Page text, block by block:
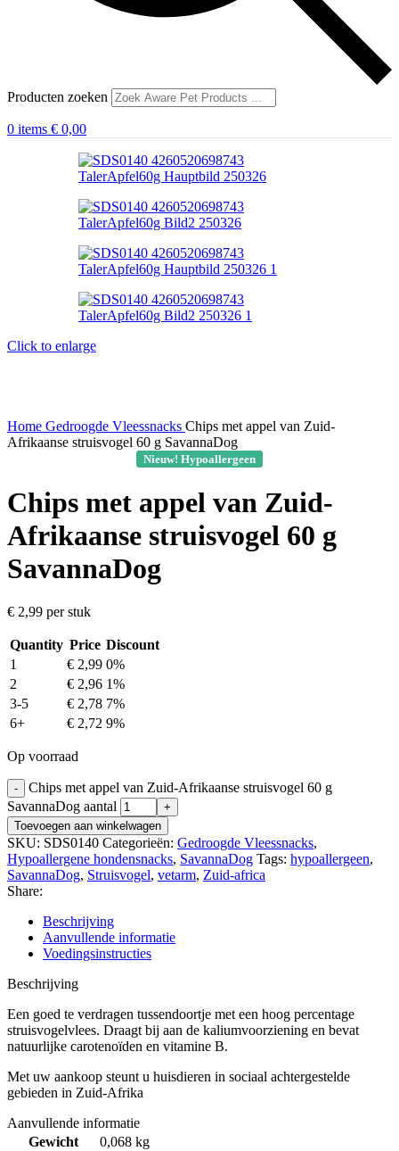
Producten zoeken
0 items € 0,00
Click to enlarge
Home Gedroogde Vleessnacks Chips met appel van Zuid-
Afrikaanse struisvogel 60 g SavannaDog
Nieuw! Hypoallergeen
Chips met appel van Zuid-
Afrikaanse struisvogel 60 g
SavannaDog
€ 2,99 per stuk
Quantity Price Discount
1
€ 2,99 0%
2
€ 2,96 1%
3-5
€ 2,78 7%
6+
€ 2,72 9%
Op voorraad
Chips met appel van Zuid-Afrikaanse struisvogel 60 g
SavannaDog aantal
Toevoegen aan winkelwagen
SKU: SDS0140 Categorieën: Gedroogde Vleessnacks,
Hypoallergene hondensnacks, SavannaDog Tags: hypoallergeen,
SavannaDog, Struisvogel, vetarm, Zuid-africa
Share:
Beschrijving
Aanvullende informatie
Voedingsinstructies
Beschrijving
Een goed te verdragen tussendoortje met een hoog percentage
struisvogelvlees. Draagt bij aan de kaliumvoorziening en bevat
natuurlijke carotenoïden en vitamine B.
Met uw aankoop steunt u huisdieren in sociaal achtergestelde
gebieden in Zuid-Afrika
Aanvullende informatie
Gewicht
0,068 kg